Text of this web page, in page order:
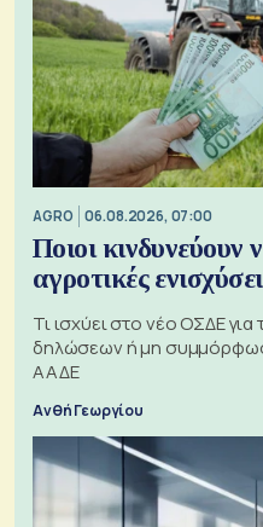
AGRO 06.08.2026, 07:00
Ποιοι κινδυνεύουν
αγροτικές
Τι ισχύει στο νέο ΟΣΔΕ
δηλώσεων ή μη
ΑΑΔΕ
Ανθή Γεωργίου